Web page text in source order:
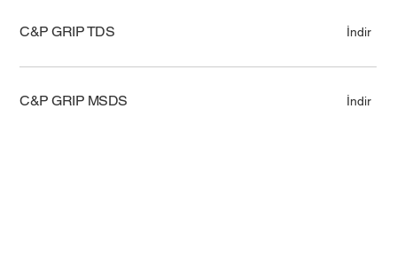
C&P GRIP TDS İndir
C&P GRIP MSDS İndir